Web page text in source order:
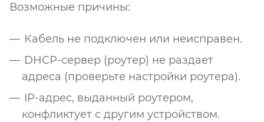
Возможные причины:
Кабель не подключен или неисправен.
DHCP-сервер (роутер) не раздает
адреса (проверьте настройки роутера).
IP-адрес, выданный роутером,
конфликтует с другим устройством.